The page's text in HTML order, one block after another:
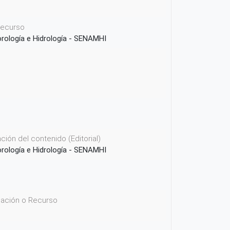
e Hidrología - SENAMHI
del contenido (Editorial)
e Hidrología - SENAMHI
o Recurso